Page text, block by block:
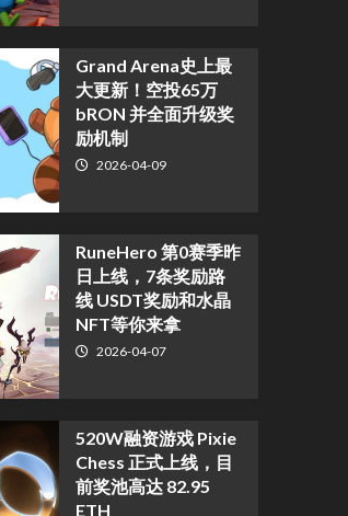
Grand Arena史上最
大更新！空投65万
bRON 并全面升级奖
励机制
2026-04-09
RuneHero 第0赛季昨
日上线，7条奖励路
线 USDT奖励和水晶
NFT等你来拿
2026-04-07
520W融资游戏 Pixie
Chess 正式上线，目
前奖池高达 82.95
ETH